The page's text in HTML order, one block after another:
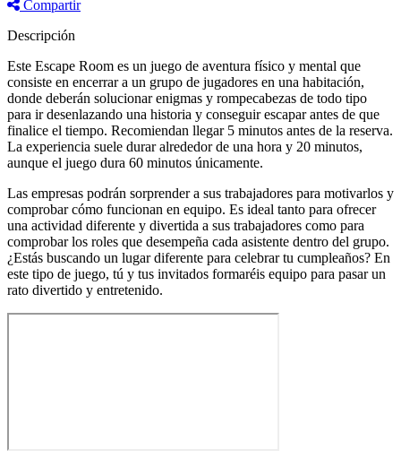
Compartir
Descripción
Este Escape Room es un juego de aventura físico y mental que
consiste en encerrar a un grupo de jugadores en una habitación,
donde deberán solucionar enigmas y rompecabezas de todo tipo
para ir desenlazando una historia y conseguir escapar antes de que
finalice el tiempo. Recomiendan llegar 5 minutos antes de la reserva.
La experiencia suele durar alrededor de una hora y 20 minutos,
aunque el juego dura 60 minutos únicamente.
Las empresas podrán sorprender a sus trabajadores para motivarlos y
comprobar cómo funcionan en equipo. Es ideal tanto para ofrecer
una actividad diferente y divertida a sus trabajadores como para
comprobar los roles que desempeña cada asistente dentro del grupo.
¿Estás buscando un lugar diferente para celebrar tu cumpleaños? En
este tipo de juego, tú y tus invitados formaréis equipo para pasar un
rato divertido y entretenido.